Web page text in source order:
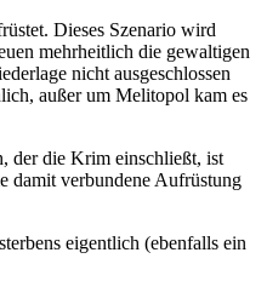
Dieses Szenario wird
mehrheitlich die gewaltigen
nicht ausgeschlossen
außer um Melitopol kam es
der die Krim einschließt, ist
damit verbundene Aufrüstung
eigentlich (ebenfalls ein